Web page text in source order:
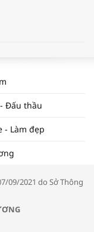
NĂM 2025 | NHỊP
mại: Khơi
Đấu thầu
- Làm đẹp
09/2021 do Sở Thông